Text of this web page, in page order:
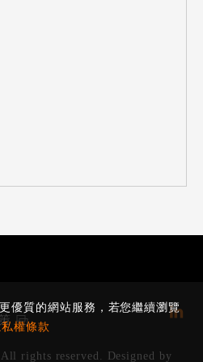
rights reserved. Designed by
優質的網站服務，若您繼續瀏覽
權條款